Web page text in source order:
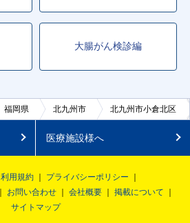
大腸がん検診編
福岡県 北九州市 北九州市小倉北区
医療施設様へ
利用規約
プライバシーポリシー
お問い合わせ 会社概要
掲載について
サイトマップ